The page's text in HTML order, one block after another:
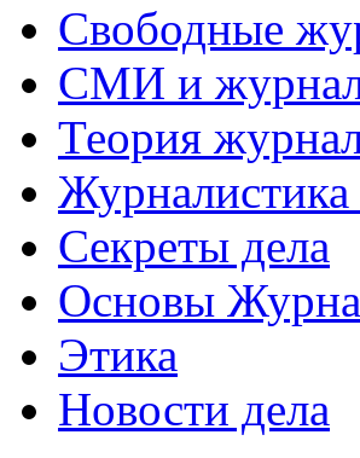
Свободные
СМИ и
Теория
Журналистика
Секреты дела
Основы
Этика
Новости дела